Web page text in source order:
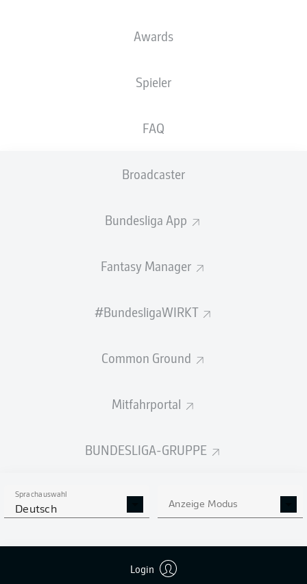
Awards
Spieler
FAQ
Broadcaster
Bundesliga App
Fantasy Manager
#BundesligaWIRKT
Common Ground
Mitfahrportal
BUNDESLIGA-GRUPPE
Sprachauswahl
Deutsch Anzeige Modus
Login
einer irren Nachspielzeit. Erst erzielte Tigges den späten
Mannschaft in diesem Keller-Duell. Von Bochum kam
insgesamt zu wenig.
SPIELENDE
TOOOR für den FC! Spiel gedreht!
rechten Halbfeld und findet Waldschmidt im Strafraum,
der aus knapp zehn Meter frei köpfen kann und
TOR!
2:1